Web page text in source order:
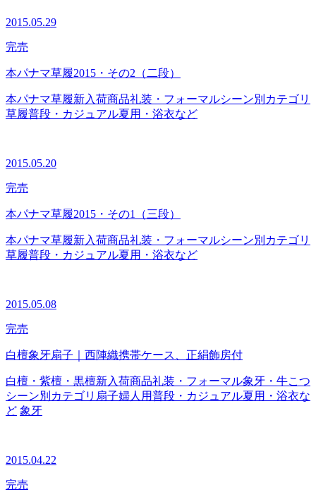
2015.05.29
完売
本パナマ草履2015・その2（二段）
本パナマ草履新入荷商品礼装・フォーマルシーン別カテゴリ
草履普段・カジュアル夏用・浴衣など
2015.05.20
完売
本パナマ草履2015・その1（三段）
本パナマ草履新入荷商品礼装・フォーマルシーン別カテゴリ
草履普段・カジュアル夏用・浴衣など
2015.05.08
完売
白檀象牙扇子｜西陣織携帯ケース、正絹飾房付
白檀・紫檀・黒檀新入荷商品礼装・フォーマル象牙・牛こつ
シーン別カテゴリ 扇子婦人用普段・カジュアル夏用・浴衣な
ど 象牙
2015.04.22
完売